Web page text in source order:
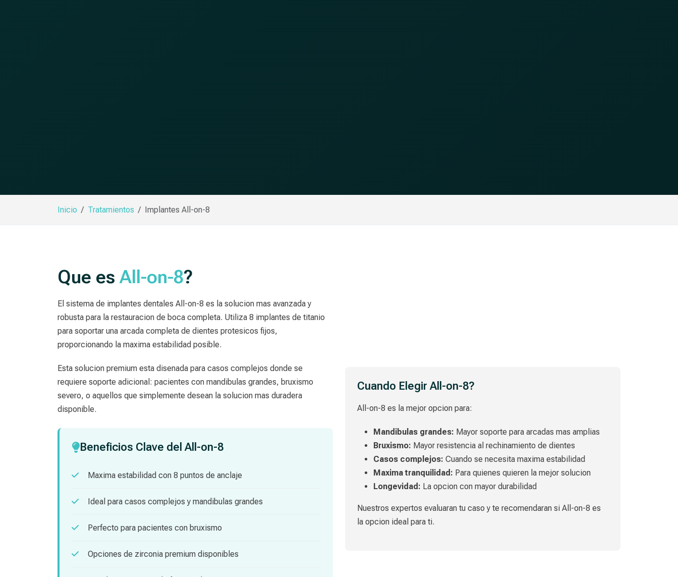
Inicio Tratamientos Implantes All-on-8
Que esAll-on-8?
El sistema de implantes dentales All-on-8 es la solucion mas avanzada y
robusta para la restauracion de boca completa. Utiliza 8 implantes de titanio
para soportar una arcada completa de dientes protesicos fijos,
proporcionando la maxima estabilidad posible.
Esta solucion premium esta disenada para casos complejos donde se
requiere soporte adicional: pacientes con mandibulas grandes, bruxismo
severo, o aquellos que simplemente desean la solucion mas duradera
disponible.
Beneficios Clave del All-on-8
Maxima estabilidad con 8 puntos de anclaje
Ideal para casos complejos y mandibulas grandes
Perfecto para pacientes con bruxismo
Opciones de zirconia premium disponibles
Cuando Elegir All-on-8?
All-on-8 es la mejor opcion para:
Mandibulas grandes: Mayor soporte para arcadas mas amplias
Bruxismo: Mayor resistencia al rechinamiento de dientes
Casos complejos: Cuando se necesita maxima estabilidad
Maxima tranquilidad: Para quienes quieren la mejor solucion
Longevidad: La opcion con mayor durabilidad
Nuestros expertos evaluaran tu caso y te recomendaran si All-on-8 es
la opcion ideal para ti.